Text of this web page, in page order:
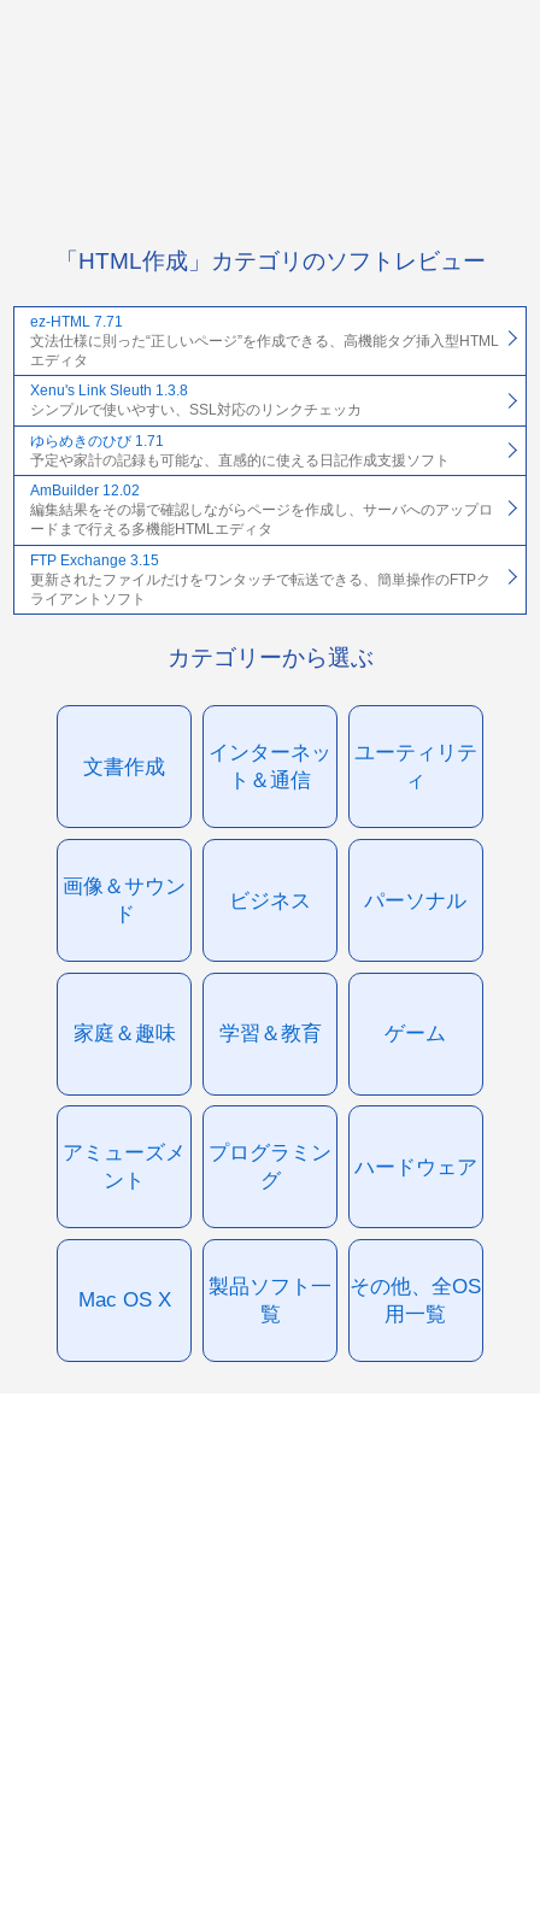
「HTML作成」カテゴリのソフトレビュー
ez-HTML 7.71
文法仕様に則った“正しいページ”を作成できる、高機能タグ挿入型HTML
エディタ
Xenu's Link Sleuth 1.3.8
シンプルで使いやすい、SSL対応のリンクチェッカ
ゆらめきのひび 1.71
予定や家計の記録も可能な、直感的に使える日記作成支援ソフト
AmBuilder 12.02
編集結果をその場で確認しながらページを作成し、サーバへのアップロ
ードまで行える多機能HTMLエディタ
FTP Exchange 3.15
更新されたファイルだけをワンタッチで転送できる、簡単操作のFTPク
ライアントソフト
カテゴリーから選ぶ
文書作成
インターネッ
ト＆通信
ユーティリテ
ィ
画像＆サウン
ド
ビジネス パーソナル
家庭＆趣味 学習＆教育 ゲーム
アミューズメ
ント
プログラミン
グ
ハードウェア
Mac OS X
製品ソフト一
覧
その他、全OS
用一覧